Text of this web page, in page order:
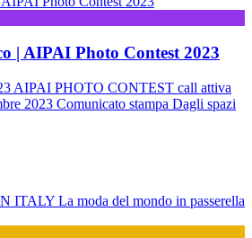
| AIPAI Photo Contest 2023
AIPAI PHOTO CONTEST call attiva
2023 Comunicato stampa Dagli spazi